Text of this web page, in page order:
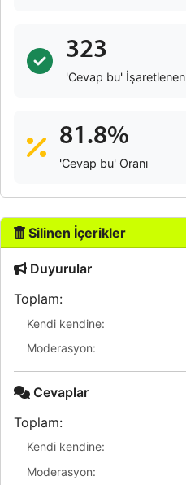
323
'Cevap bu' İşaretlenen
81.8%
'Cevap bu' Oranı
Silinen İçerikler
Duyurular
Toplam:
Kendi kendine:
Moderasyon:
Cevaplar
Toplam:
Kendi kendine:
Moderasyon: